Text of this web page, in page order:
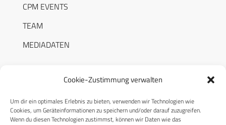
Cookie-Zustimmung verwalten
Um dir ein optimales Erlebnis zu bieten, verwenden wir Technologien wie
Cookies, um Geräteinformationen zu speichern und/oder darauf zuzugreifen.
Wenn du diesen Technologien zustimmst, können wir Daten wie das
CPM EVENTS
TEAM
MEDIADATEN
RECHTLICHES